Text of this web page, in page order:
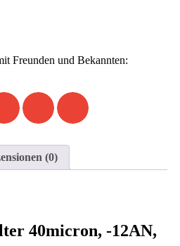
Freunden und Bekannten:
(0)
40micron, -12AN,